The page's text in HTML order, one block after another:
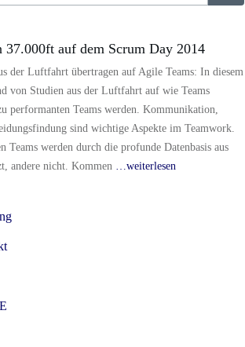
37.000ft auf dem Scrum Day 2014
der Luftfahrt übertragen auf Agile Teams: In diesem
von Studien aus der Luftfahrt auf wie Teams
performanten Teams werden. Kommunikation,
sind wichtige Aspekte im Teamwork.
Teams werden durch die profunde Datenbasis aus
andere nicht. Kommen …weiterlesen